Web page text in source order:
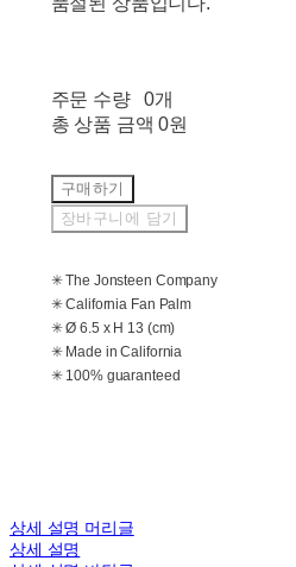
주문 수량
0개
총 상품 금액 0원
구매하기
장바구니에 담기
✳ The Jonsteen Company
✳ California Fan Palm
✳ Ø 6.5 x H 13 (cm)
✳ Made in California
✳ 100% guaranteed
상세 설명 머리글
상세 설명